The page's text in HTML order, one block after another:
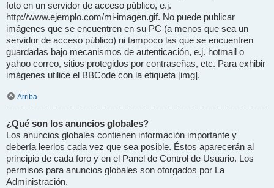
foto en un servidor de acceso público, e.j.
http://www.ejemplo.com/mi-imagen.gif. No puede publicar
imágenes que se encuentren en su PC (a menos que sea un
servidor de acceso público) ni tampoco las que se encuentren
guardadas bajo mecanismos de autenticación, e.j. hotmail o
yahoo correo, sitios protegidos por contraseñas, etc. Para exhibir
imágenes utilice el BBCode con la etiqueta [img].
Arriba
¿Qué son los anuncios globales?
Los anuncios globales contienen información importante y
debería leerlos cada vez que sea posible. Éstos aparecerán al
principio de cada foro y en el Panel de Control de Usuario. Los
permisos para anuncios globales son otorgados por La
Administración.